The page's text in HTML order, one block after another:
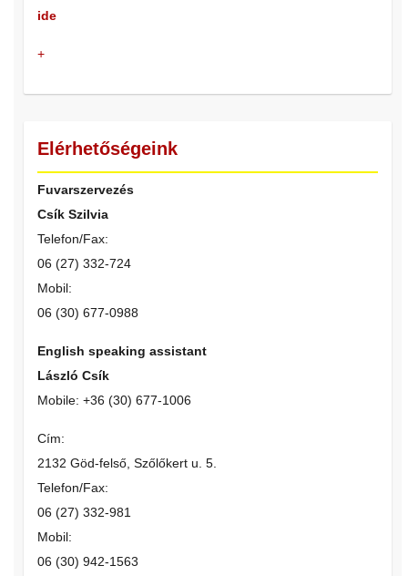
ide
+
Elérhetőségeink
Fuvarszervezés
Csík Szilvia
Telefon/Fax:
06 (27) 332-724
Mobil:
06 (30) 677-0988
English speaking assistant
László Csík
Mobile: +36 (30) 677-1006
Cím:
2132 Göd-felső, Szőlőkert u. 5.
Telefon/Fax:
06 (27) 332-981
Mobil:
06 (30) 942-1563